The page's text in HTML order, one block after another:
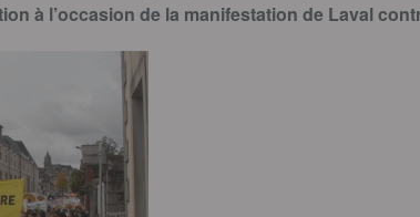
à l’occasion de la manifestation de Laval